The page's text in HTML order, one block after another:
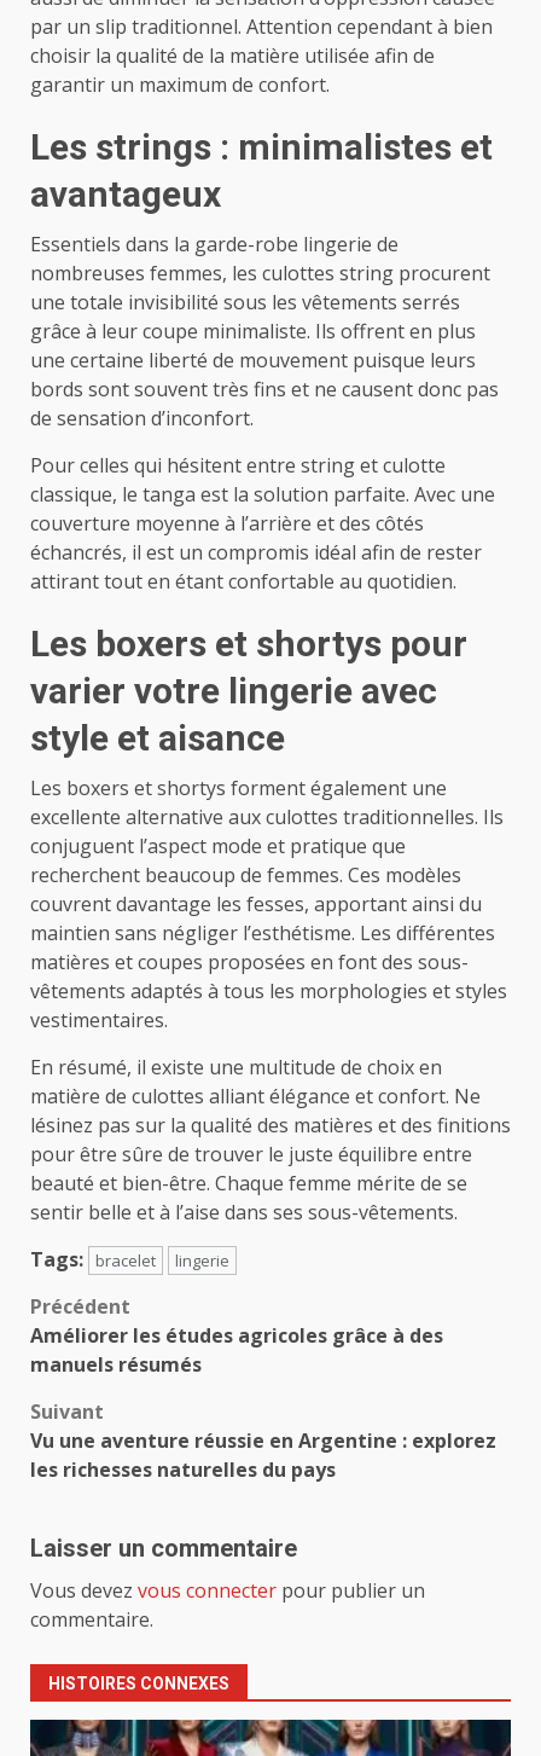
par un slip traditionnel. Attention cependant à bien
choisir la qualité de la matière utilisée afin de
garantir un maximum de confort.
Les strings : minimalistes et
avantageux
Essentiels dans la garde-robe lingerie de
nombreuses femmes, les culottes string procurent
une totale invisibilité sous les vêtements serrés
grâce à leur coupe minimaliste. Ils offrent en plus
une certaine liberté de mouvement puisque leurs
bords sont souvent très fins et ne causent donc pas
de sensation d’inconfort.
Pour celles qui hésitent entre string et culotte
classique, le tanga est la solution parfaite. Avec une
couverture moyenne à l’arrière et des côtés
échancrés, il est un compromis idéal afin de rester
attirant tout en étant confortable au quotidien.
Les boxers et shortys pour
varier votre lingerie avec
style et aisance
Les boxers et shortys forment également une
excellente alternative aux culottes traditionnelles. Ils
conjuguent l’aspect mode et pratique que
recherchent beaucoup de femmes. Ces modèles
couvrent davantage les fesses, apportant ainsi du
maintien sans négliger l’esthétisme. Les différentes
matières et coupes proposées en font des sous-
vêtements adaptés à tous les morphologies et styles
vestimentaires.
En résumé, il existe une multitude de choix en
matière de culottes alliant élégance et confort. Ne
lésinez pas sur la qualité des matières et des finitions
pour être sûre de trouver le juste équilibre entre
beauté et bien-être. Chaque femme mérite de se
sentir belle et à l’aise dans ses sous-vêtements.
Tags:
bracelet lingerie
Navigation
d’article
Précédent
Améliorer les études agricoles grâce à des
manuels résumés
Suivant
Vu une aventure réussie en Argentine : explorez
les richesses naturelles du pays
Laisser un commentaire
Vous devez vous connecter pour publier un
commentaire.
HISTOIRES CONNEXES